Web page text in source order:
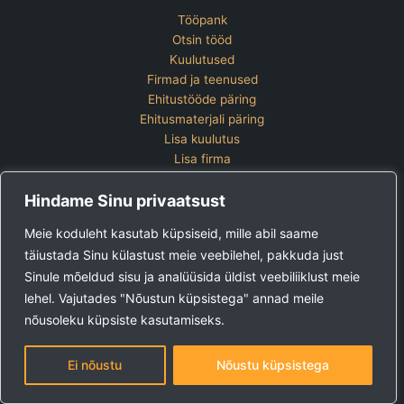
Hindame Sinu privaatsust
Meie koduleht kasutab küpsiseid, mille abil saame
täiustada Sinu külastust meie veebilehel, pakkuda just
Sinule mõeldud sisu ja analüüsida üldist veebiliiklust meie
lehel. Vajutades "Nõustun küpsistega" annad meile
nõusoleku küpsiste kasutamiseks.
Ei nõustu Nõustu küpsistega
Tööpank
Otsin tööd
Kuulutused
Firmad ja teenused
Ehitustööde päring
Ehitusmaterjali päring
Lisa kuulutus
Lisa firma
Kontakt
Lisa kuulutus
Vaata ettevõtete pakette
Ehitus24 OÜ
Tel:+372 5123 867 (E-R 9-15)
E-post: kuulutused@ehitus24.ee
Copyright © 2026 Ehitus24